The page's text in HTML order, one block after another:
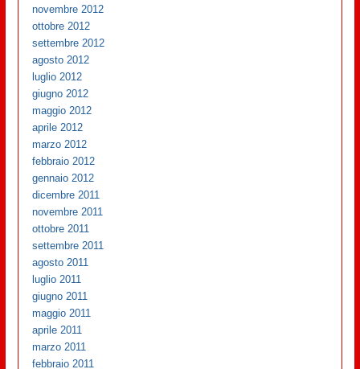
novembre 2012
ottobre 2012
settembre 2012
agosto 2012
luglio 2012
giugno 2012
maggio 2012
aprile 2012
marzo 2012
febbraio 2012
gennaio 2012
dicembre 2011
novembre 2011
ottobre 2011
settembre 2011
agosto 2011
luglio 2011
giugno 2011
maggio 2011
aprile 2011
marzo 2011
febbraio 2011